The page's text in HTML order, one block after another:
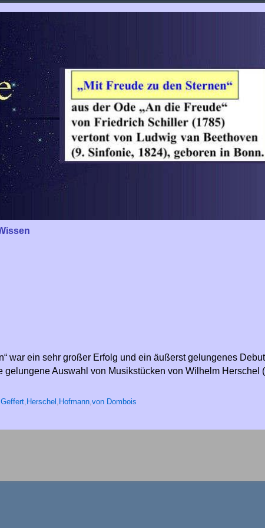
war ein sehr großer Erfolg und ein äußerst gelungenes
gelungene Auswahl von Musikstücken von Wilhelm Herschel
Geffert Herschel Hofmann von Dombois